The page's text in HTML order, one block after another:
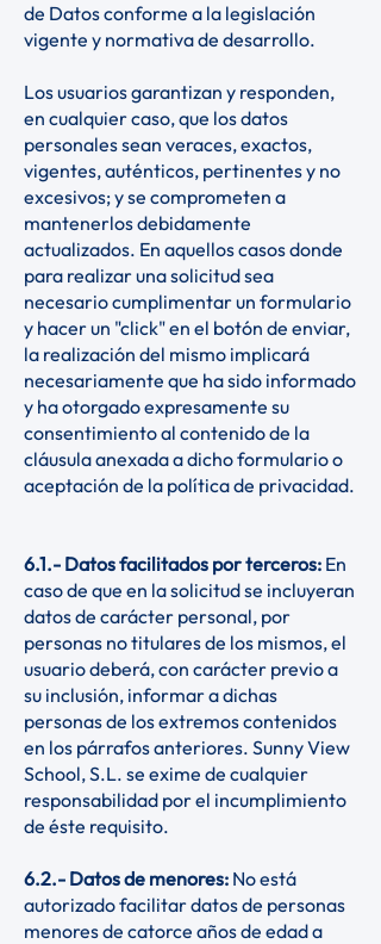
de Datos conforme a la legislación
vigente y normativa de desarrollo.
Los usuarios garantizan y responden,
en cualquier caso, que los datos
personales sean veraces, exactos,
vigentes, auténticos, pertinentes y no
excesivos; y se comprometen a
mantenerlos debidamente
actualizados. En aquellos casos donde
para realizar una solicitud sea
necesario cumplimentar un formulario
y hacer un "click" en el botón de enviar,
la realización del mismo implicará
necesariamente que ha sido informado
y ha otorgado expresamente su
consentimiento al contenido de la
cláusula anexada a dicho formulario o
aceptación de la política de privacidad.
6.1.- Datos facilitados por terceros: En
caso de que en la solicitud se incluyeran
datos de carácter personal, por
personas no titulares de los mismos, el
usuario deberá, con carácter previo a
su inclusión, informar a dichas
personas de los extremos contenidos
en los párrafos anteriores. Sunny View
School, S.L. se exime de cualquier
responsabilidad por el incumplimiento
de éste requisito.
6.2.- Datos de menores: No está
autorizado facilitar datos de personas
menores de catorce años de edad a